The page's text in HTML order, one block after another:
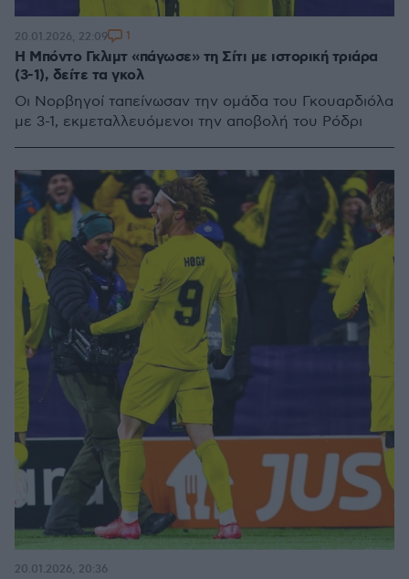
Η Μπόντο Γκλιμτ «πάγωσε» τη Σίτι με ιστορική τριάρα
(3-1), δείτε τα γκολ
Οι Νορβηγοί ταπείνωσαν την ομάδα του Γκουαρδιόλα
με 3-1, εκμεταλλευόμενοι την αποβολή του Ρόδρι
20.01.2026, 22:09 1
20.01.2026, 20:36